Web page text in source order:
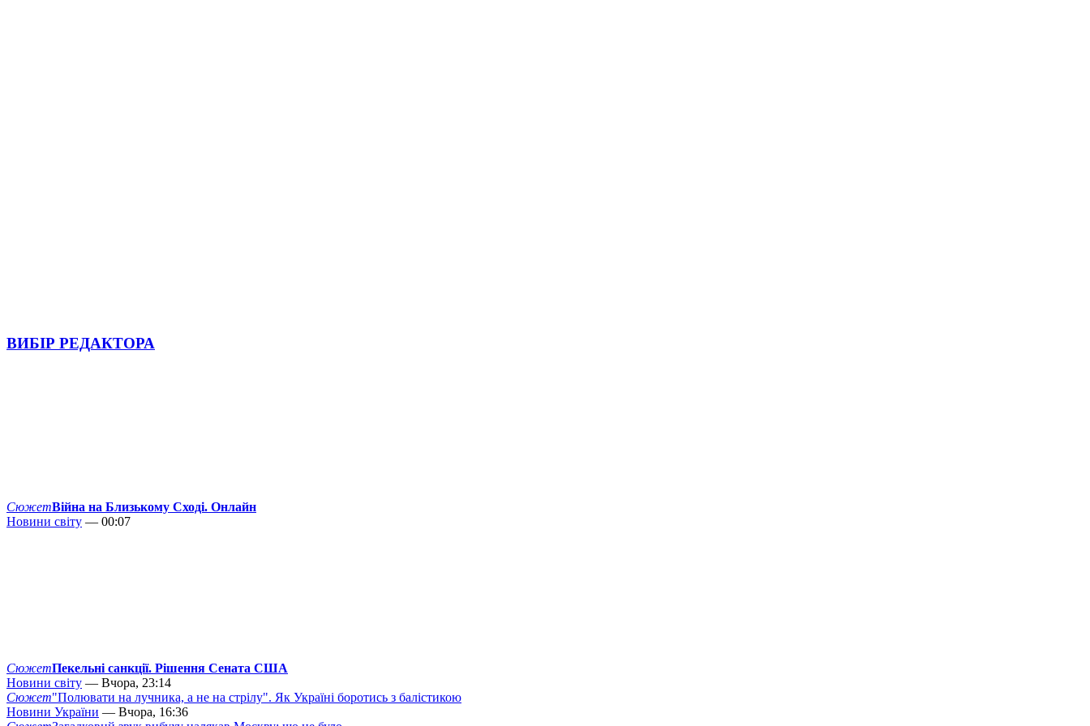
ВИБІР РЕДАКТОРА
СюжетВійна на Близькому Сході. Онлайн
Новини світу — 00:07
СюжетПекельні санкції. Рішення Сената США
Новини світу — Вчора, 23:14
Сюжет"Полювати на лучника, а не на стрілу". Як Україні боротись з балістикою
Новини України — Вчора, 16:36